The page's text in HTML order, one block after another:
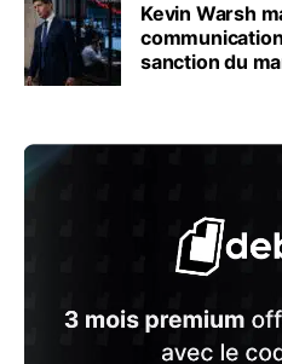
Kevin Warsh
sanction du